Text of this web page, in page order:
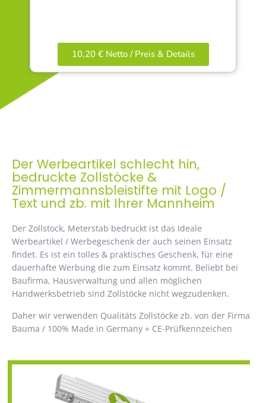
10,20 € Netto / Preis & Details
Der Werbeartikel schlecht hin,
bedruckte Zollstöcke &
Zimmermannsbleistifte mit Logo /
Text und zb. mit Ihrer Mannheim
Der Zollstock, Meterstab bedruckt ist das Ideale
Werbeartikel / Werbegeschenk der auch seinen Einsatz
findet. Es ist ein tolles & praktisches Geschenk, für eine
dauerhafte Werbung die zum Einsatz kommt. Beliebt bei
Baufirma, Hausverwaltung und allen möglichen
Handwerksbetrieb sind Zollstöcke nicht wegzudenken.
Daher wir verwenden Qualitäts Zollstöcke zb. von der Firma
Bauma / 100% Made in Germany + CE-Prüfkennzeichen